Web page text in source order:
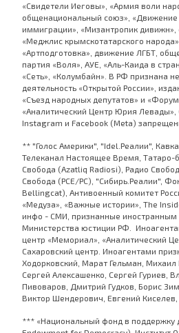
«Свидетели Иеговы», «Армия воли
общенациональный союз», «Движение
иммиграции», «Мизантропик дивижн»,
«Меджлис крымскотатарского
«Артподготовка», движение ЛГБТ,
партия «Воля», АУЕ, «Аль-Каида в
«Сеть», «Колумбайн». В РФ признана
деятельность «Открытой России»,
«Съезд народных депутатов» и «Форум
«Аналитический Центр Юрия Левады»,
Instagram и Facebook (Metа)
** "Голос Америки", "Idel.Реалии",
Телеканал Настоящее Время, Татаро-
Свобода (Azatliq Radiosi), Радио
Свобода (PCE/PC), "Сибирь.Реалии",
Bellingcat), Антивоенный комитет
«Медуза», «Важные истории», The
инфо - СМИ, признанные
Министерства юстиции РФ.
центр «Мемориал», «Аналитический
Сахаровский центр. Иноагентами
Ходорковский, Марат Гельман, Михаил
Сергей Алексашенко, Сергей Гуриев,
Пивоваров, Дмитрий Гудков, Борис
Виктор Шендерович, Евгений
*** «Национальный фонд в поддержку